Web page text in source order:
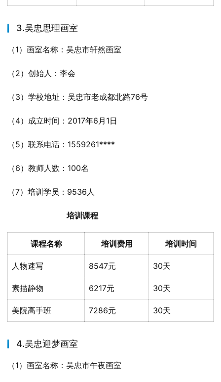
3.吴忠思理画室
（1）画室名称：吴忠市轩然画室
（2）创始人：李会
（3）学校地址：吴忠市老成都北路76号
（4）成立时间：2017年6月1日
（5）联系电话：1559261****
（6）教师人数：100名
（7）培训学员：9536人
培训课程
课程名称 培训费用 培训时间
人物速写 8547元 30天
素描静物 6217元 30天
美院高手班 7286元 30天
4.吴忠迎梦画室
（1）画室名称：吴忠市午夜画室